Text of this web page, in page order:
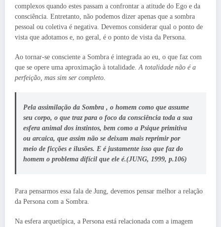
complexos quando estes passam a confrontar a atitude do Ego e da
consciência. Entretanto, não podemos dizer apenas que a sombra
pessoal ou coletiva é negativa. Devemos considerar qual o ponto de
vista que adotamos e, no geral, é o ponto de vista da Persona.
Ao tornar-se consciente a Sombra é integrada ao eu, o que faz com
que se opere uma aproximação à totalidade. A totalidade não é a
perfeição, mas sim ser completo
Pela assimilação da Sombra , o homem como que assume
seu corpo, o que traz para o foco da consciência toda a sua
esfera animal dos instintos, bem como a Psique primitiva
ou arcaica, que assim não se deixam mais reprimir por
meio de ficções e ilusões. E é justamente isso que faz do
homem o problema difícil que ele é.(JUNG, 1999, p.106)
Para pensarmos essa fala de Jung, devemos pensar melhor a relação
da Persona com a Sombra.
Na esfera arquetípica, a Persona está relacionada com a imagem